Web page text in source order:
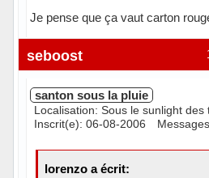
Je pense que ça vaut carton
Hors ligne
seboost
santon sous la pluie
Localisation: Sous le sunlight des
Inscrit(e): 06-08-2006
lorenzo a écrit: